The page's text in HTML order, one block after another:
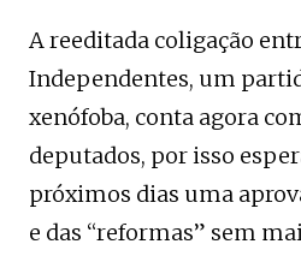
A reeditada coligação
Independentes, um
xenófoba, conta agora
deputados, por isso
próximos dias uma
e das “reformas” sem